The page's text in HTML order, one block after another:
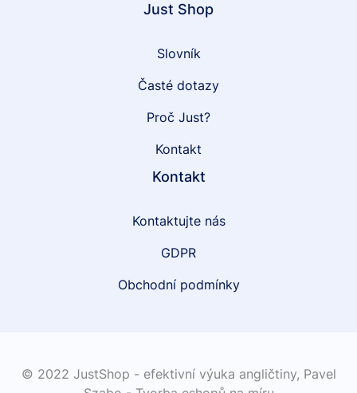
Just Shop
Slovník
Časté dotazy
Proč Just?
Kontakt
Kontakt
Kontaktujte nás
GDPR
Obchodní podmínky
© 2022 JustShop - efektivní výuka angličtiny, Pavel